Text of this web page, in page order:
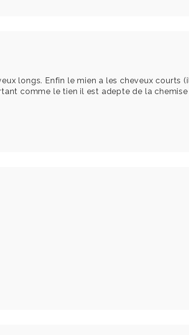
longs. Enfin le mien a les cheveux
comme le tien il est adepte de la